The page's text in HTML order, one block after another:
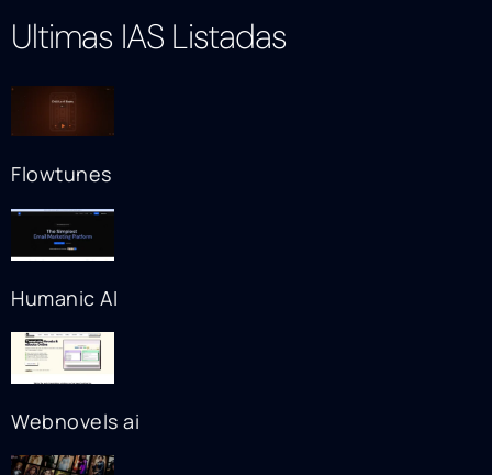
Ultimas IAS Listadas
Flowtunes
Humanic AI
Webnovels ai